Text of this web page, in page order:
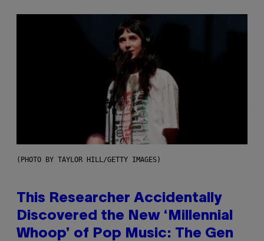
(PHOTO BY TAYLOR HILL/GETTY IMAGES)
This Researcher Accidentally
Discovered the New ‘Millennial
Whoop’ of Pop Music: The Gen